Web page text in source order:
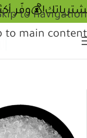
to navigation
to main content
💰وفّر